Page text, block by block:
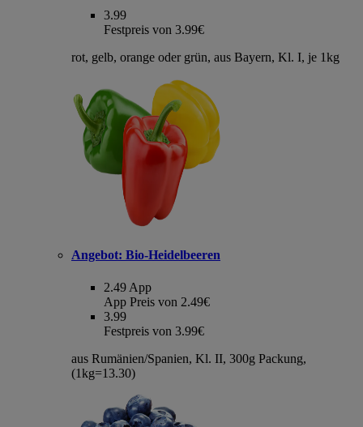
3.99
Festpreis von 3.99€
rot, gelb, orange oder grün, aus Bayern, Kl. I, je 1kg
Angebot: Bio-Heidelbeeren
2.49 App
App Preis von 2.49€
3.99
Festpreis von 3.99€
aus Rumänien/Spanien, Kl. II, 300g Packung,
(1kg=13.30)